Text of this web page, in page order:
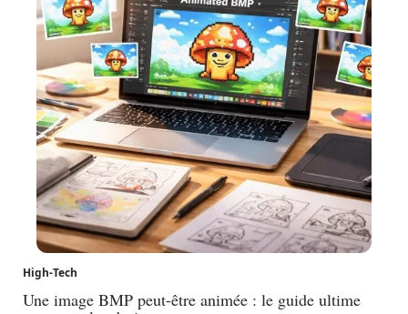
High-Tech
Une image BMP peut-être animée : le guide ultime